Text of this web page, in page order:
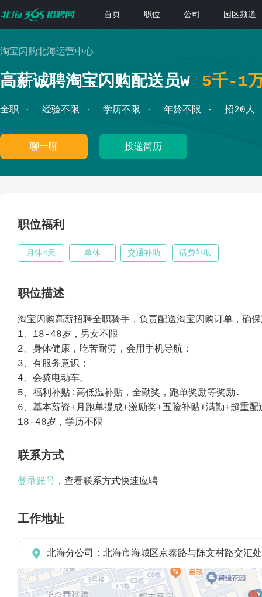
首页 职位 公司 园区频道
淘宝闪购北海运营中心
高薪诚聘淘宝闪购配送员W 5千-1
全职 经验不限 学历不限 年龄不限 招20人
聊一聊 投递简历
职位福利
月休4天 单休 交通补助 话费补助
职位描述
淘宝闪购高薪招聘全职骑手，负责配送淘宝闪购订单，确
1、18-48岁，男女不限
2、身体健康，吃苦耐劳，会用手机导航；
3、有服务意识；
4、会骑电动车。
5、福利补贴:高低温补贴，全勤奖，跑单奖励等奖励.
6、基本薪资+月跑单提成+激励奖+五险补贴+满勤+超重配
18-48岁，学历不限
联系方式
登录账号 ，查看联系方式快速应聘
工作地址
 北海分公司：北海市海城区京泰路与陈文村路交汇